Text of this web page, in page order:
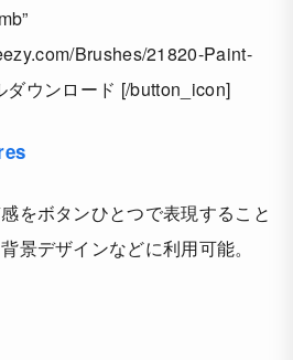
Brushes/21820-Paint-
ダウンロード [/button_icon]
をボタンひとつで表現すること
景デザインなどに利用可能。